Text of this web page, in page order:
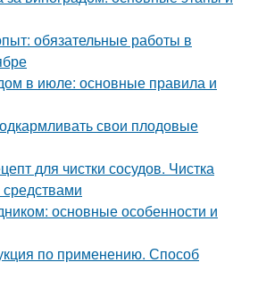
обязательные работы в
в июле: основные правила и
свои плодовые
для чистки сосудов. Чистка
основные особенности и
по применению. Способ